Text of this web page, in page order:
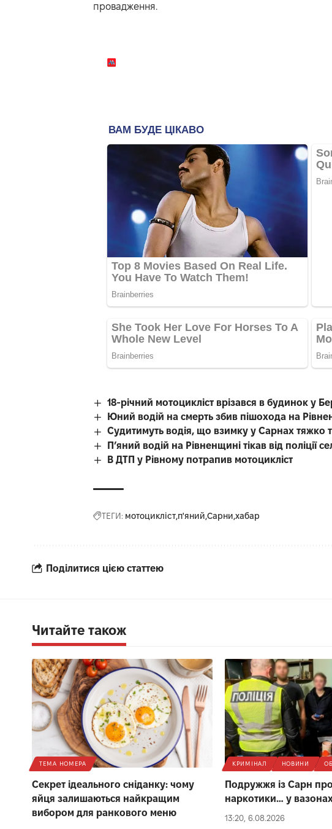
провадження.
18-річний мотоцикліст врізався в будинок у
Юний водій на смерть збив пішохода на
Судитимуть водія, що взимку у Сарнах тяжко
П’яний водій на Рівненщині тікав від поліції
В ДТП у Рівному потрапив мотоцикліст
ТЕГИ: мотоцикліст п'яний Сарни хабар
Поділитися цією статтею
Читайте також
ТЕМА НОМЕРА
Секрет ідеального сніданку: чому
яйця залишаються найкращим
вибором для ранкового меню
КРИМІНАЛ НОВИНИ
Подружжя із Сарн
наркотики… у
13:20, 6.08.2026